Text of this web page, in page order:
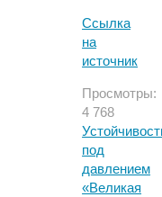
Ссылка
на
источник
Просмотры:
4 768
под
давлением
«Великая